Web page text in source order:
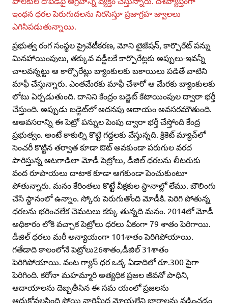
ఇంధన ధరల పెరుగుదలను నిరసిస్తూ ప్రజాగ్రహ జ్వాలలు
ఎగిసిపడుతున్నాయి.
ప్రభుత్వ రంగ సంస్థల ప్రైవేటీకరణ, మోని టైజేషన్‌, కార్పొరేట్‌ పన్ను
మినహాయింపులు, తక్కువ వడ్డీలకే కార్పొరేట్లకు అప్పులు-ఇవన్నీ
చాలవన్నట్టు ఆ కార్పొరేట్లు బ్యాంకులకు బకాయిలు పడితే వాటిని
మాఫీ చేస్తున్నారు. ఎంతమేరకు మాఫీ చేశారో ఆ మేరకు బ్యాంకులకు
లోటు ఏర్పడుతుంది. దానిని కేంద్రం బడ్జెట్‌ కేటాయింపుల ద్వారా భర్తీ
చేస్తుంది. అప్పుడు బడ్జెట్‌లో అదనపు ఆదాయం అవసరమౌతుంది.
ఆఅవసరాన్ని ఈ పెట్రో పన్నుల పెంపు ద్వారా భర్తీ చేస్తోంది కేంద్ర
ప్రభుత్వం. అంటే కాకుల్ని కొట్టి గద్దలకు వేస్తున్నది. క్రికెట్‌ మ్యాచ్‌లో
సెంచరీ కొట్టిన తర్వాత కూడా ఔట్‌ అవకుండా పరుగుల వరద
పారిస్తున్న ఆటగాడిలా మోడీ పెట్రోలు, డీజిల్‌ ధరలను లీటరుకు
వంద రూపాయలు దాటాక కూడా ఆగకుండా పెంచుకుంటూ
పోతున్నారు. మనం కేరింతలు కొట్టే వీక్షకుల స్థానాల్లో లేము. బౌలింగు
చేసే స్థానంలో ఉన్నాం. స్కోరు పెరుగుతోంది మోడీకి. పెరిగి పోతున్న
ధరలను భరించలేక చెమటలు కక్కు తున్నది మనం. 2014లో మోడీ
అధికారం లోకి వచ్చాక పెట్రోలు ధరలు ఏకంగా 79 శాతం పెరిగాయి.
డీజిల్‌ ధరలు మరీ అన్యాయంగా 101శాతం పెరిగిపోయాయి.
గతేడాది కాలంలోనే పెట్రోలు26శాతం,డీజిల్‌ 31శాతం
పెరిగిపోయాయి. వంట గ్యాస్‌ ధర ఒక్క ఏడాదిలో రూ.300 పైగా
పెరిగింది. కరోనా మహమ్మారి అత్యధిక ప్రజల జీవనో పాధిని,
ఆదాయాలను దెబ్బతీసిన ఈ సమ యంలో ప్రజలను
ఆదుకోవలసింది పోయి వారిమీద మోయలేని భారాలను వడ్డించడం